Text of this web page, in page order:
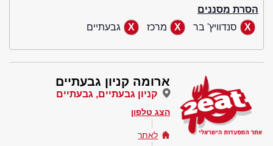
הסרת מסננים
סנדוויץ' בר
מרכז גבעתיים
ארומה קניון גבעתיים
קניון גבעתיים, גבעתיים
הצג טלפון
לאתר